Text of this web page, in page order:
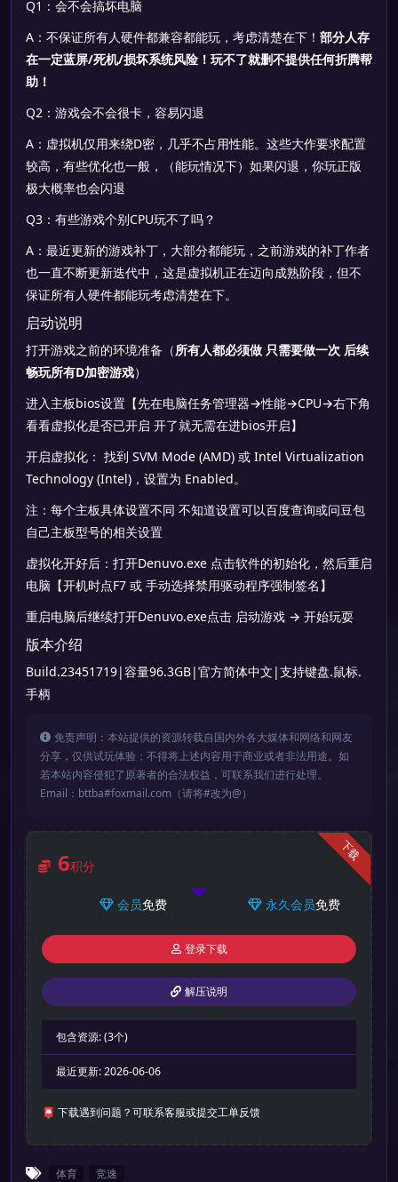
Q1：会不会搞坏电脑
A：不保证所有人硬件都兼容都能玩，考虑清楚在下！ 部分人存
在一定蓝屏/死机/损坏系统风险！玩不了就删不提供任何折腾帮
助！
Q2：游戏会不会很卡，容易闪退
A：虚拟机仅用来绕D密，几乎不占用性能。这些大作要求配置
较高，有些优化也一般，（能玩情况下）如果闪退，你玩正版
极大概率也会闪退
Q3：有些游戏个别CPU玩不了吗？
A：最近更新的游戏补丁，大部分都能玩，之前游戏的补丁作者
也一直不断更新迭代中，这是虚拟机正在迈向成熟阶段，但不
保证所有人硬件都能玩考虑清楚在下。
启动说明
打开游戏之前的环境准备（所有人都必须做 只需要做一次 后续
畅玩所有D加密游戏）
进入主板bios设置【先在电脑任务管理器→性能→CPU→右下角
看看虚拟化是否已开启 开了就无需在进bios开启】
开启虚拟化： 找到 SVM Mode (AMD) 或 Intel Virtualization
Technology (Intel)，设置为 Enabled。
注：每个主板具体设置不同 不知道设置可以百度查询或问豆包
自己主板型号的相关设置
虚拟化开好后：打开Denuvo.exe 点击软件的初始化，然后重启
电脑【开机时点F7 或 手动选择禁用驱动程序强制签名】
重启电脑后继续打开Denuvo.exe点击 启动游戏 → 开始玩耍
版本介绍
Build.23451719|容量96.3GB|官方简体中文|支持键盘.鼠标.
手柄
免责声明：本站提供的资源转载自国内外各大媒体和网络和网友
分享，仅供试玩体验；不得将上述内容用于商业或者非法用途。如
若本站内容侵犯了原著者的合法权益，可联系我们进行处理。
Email：bttba#foxmail.com（请将#改为@）
下载
6积分
会员免费 永久会员免费
登录下载
解压说明
包含资源:(3个)
最近更新:2026-06-06
📮 下载遇到问题？可联系客服或提交工单反馈
体育 竞速